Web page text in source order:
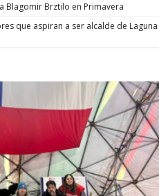
Blagomir Brztilo en Primavera
que aspiran a ser alcalde de Laguna